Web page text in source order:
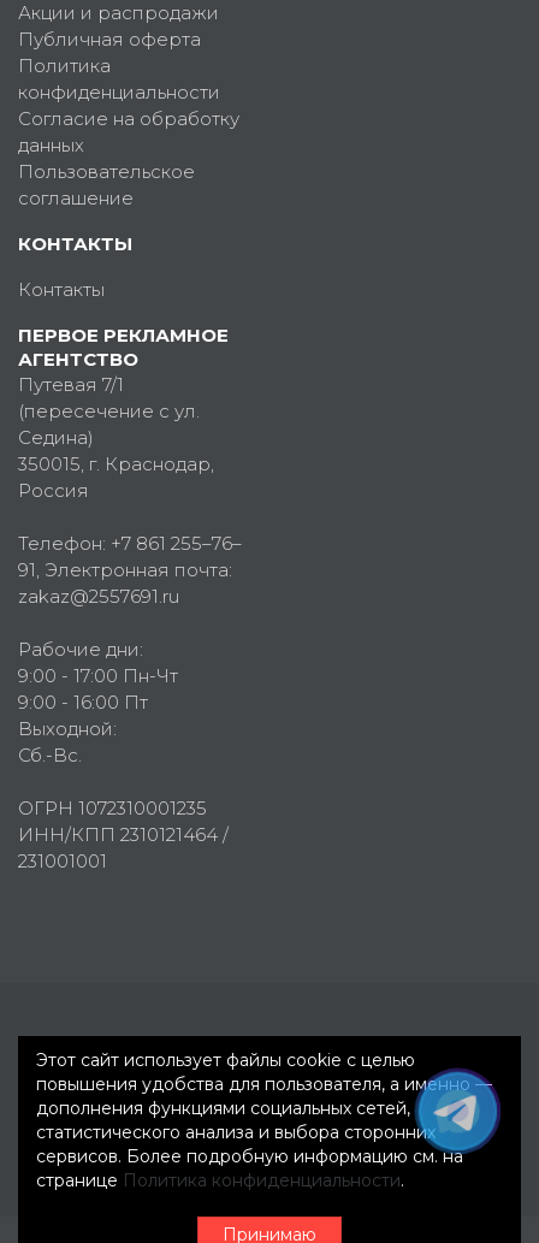
Акции и распродажи
Публичная оферта
Политика
конфиденциальности
Согласие на обработку
данных
Пользовательское
соглашение
КОНТАКТЫ
Контакты
ПЕРВОЕ РЕКЛАМНОЕ
АГЕНТСТВО
Путевая 7/1
(пересечение с ул.
Седина)
350015, г. Краснодар,
Россия
Телефон: +7 861 255–76–
91, Электронная почта:
zakaz@2557691.ru
Рабочие дни:
9:00 - 17:00 Пн-Чт
9:00 - 16:00 Пт
Выходной:
Сб.-Вс.
ОГРН 1072310001235
ИНН/КПП 2310121464 /
231001001
Этот сайт использует файлы cookie с целью
повышения удобства для пользователя, а именно —
дополнения функциями социальных сетей,
статистического анализа и выбора сторонних
сервисов. Более подробную информацию см. на
странице Политика конфиденциальности.
Принимаю